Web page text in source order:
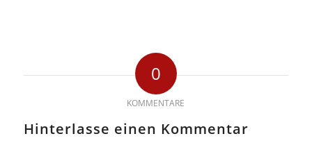
0
KOMMENTARE
Hinterlasse einen Kommentar